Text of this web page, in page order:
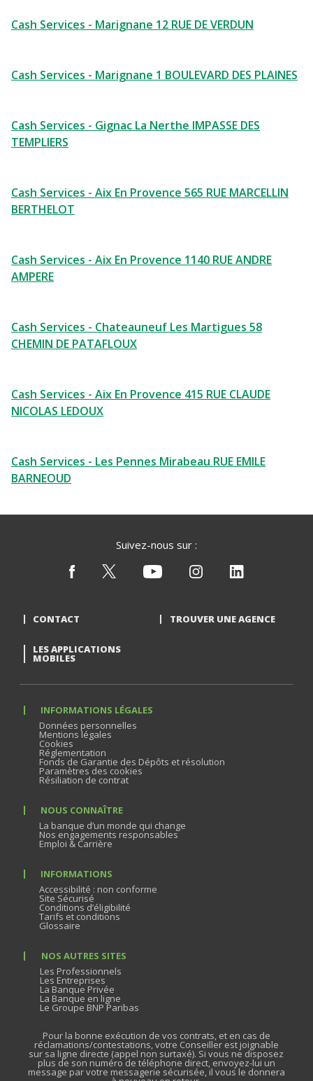
Cash Services - Marignane 12 RUE DE VERDUN
Cash Services - Marignane 1 BOULEVARD DES PLAINES
Cash Services - Gignac La Nerthe IMPASSE DES
TEMPLIERS
Cash Services - Aix En Provence 565 RUE MARCELLIN
BERTHELOT
Cash Services - Aix En Provence 1140 RUE ANDRE
AMPERE
Cash Services - Chateauneuf Les Martigues 58
CHEMIN DE PATAFLOUX
Cash Services - Aix En Provence 415 RUE CLAUDE
NICOLAS LEDOUX
Cash Services - Les Pennes Mirabeau RUE EMILE
BARNEOUD
Suivez-nous sur :
CONTACT TROUVER UNE AGENCE
LES APPLICATIONS
MOBILES
INFORMATIONS LÉGALES
Données personnelles
Mentions légales
Cookies
Réglementation
Fonds de Garantie des Dépôts et résolution
Paramètres des cookies
Résiliation de contrat
NOUS CONNAÎTRE
La banque d’un monde qui change
Nos engagements responsables
Emploi & Carrière
INFORMATIONS
Accessibilité : non conforme
Site Sécurisé
Conditions d’éligibilité
Tarifs et conditions
Glossaire
NOS AUTRES SITES
Les Professionnels
Les Entreprises
La Banque Privée
La Banque en ligne
Le Groupe BNP Paribas
Pour la bonne exécution de vos contrats, et en cas de
réclamations/contestations, votre Conseiller est joignable
sur sa ligne directe (appel non surtaxé). Si vous ne disposez
plus de son numéro de téléphone direct, envoyez-lui un
message par votre messagerie sécurisée, il vous le donnera